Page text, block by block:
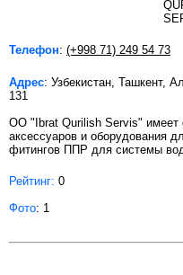
Телефон: (+998 71) 249 54 73
Адрес: Узбекистан, Ташкент,
131
ОО "Ibrat Qurilish Servis" имеет
аксессуаров и оборудования
фитингов ППР для системы
Рейтинг: 0
Фото: 1